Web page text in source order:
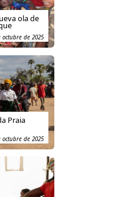
ola de
octubre de 2025
Praia
octubre de 2025